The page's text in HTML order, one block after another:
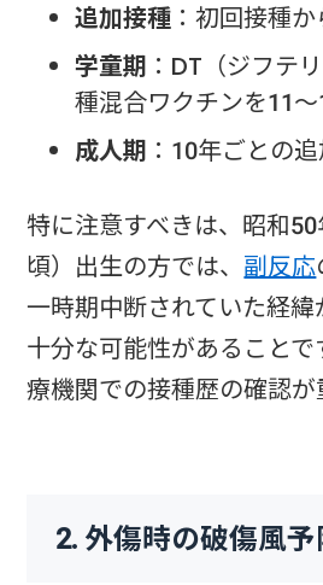
追加接種 ：初回接種
学童期 ：DT（ジフテ
種混合ワクチンを11
成人期 ：10年ごとの
特に注意すべきは、昭和
頃）出生の方では、 副反応
一時期中断されていた経
十分な可能性があること
療機関での接種歴の確認が
2. 外傷時の破傷風予